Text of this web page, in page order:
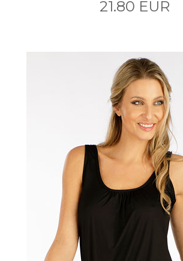
21.80 EUR